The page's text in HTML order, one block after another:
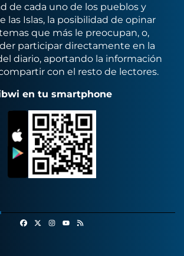
de cada uno de los pueblos y
las Islas, la posibilidad de opinar
que más le preocupan, o,
participar directamente en la
diario, aportando la información
con el resto de lectores.
en tu smartphone
FacebookInstagram